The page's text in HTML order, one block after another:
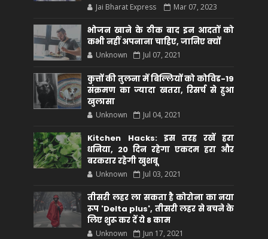
Jai Bharat Express Mar 07, 2023
भोजन खाने के ठीक बाद इन आदतों को
कभी नहीं अपनाना चाहिए, जानिए क्यों
Unknown Jul 07, 2021
कुत्तों की तुलना में बिल्लियों को कोविड-19
संक्रमण का ज्यादा खतरा, रिसर्च से हुआ
खुलासा
Unknown Jul 04, 2021
Kitchen Hacks: इस तरह रखें हरा
धनिया, 20 दिन रहेगा एकदम हरा और
बरकरार रहेगी खुशबू
Unknown Jul 03, 2021
तीसरी लहर ला सकता है कोरोना का नया
रूप 'Delta plus', तीसरी लहर से बचने के
लिए शुरू कर दें ये 8 काम
Unknown Jun 17, 2021